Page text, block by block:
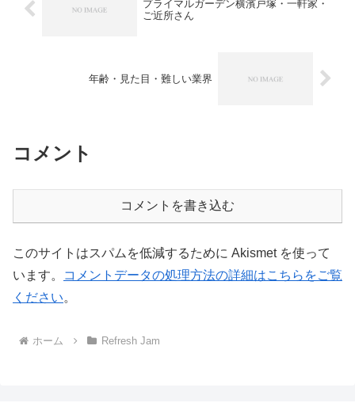
プライマルガーデン横濱戸塚・一軒家・
ご近所さん
年齢・見た目・難しい業界
コメント
コメントを書き込む
このサイトはスパムを低減するために Akismet を使って
います。
コメントデータの処理方法の詳細はこちらをご覧
ください。
ホーム Refresh Jam